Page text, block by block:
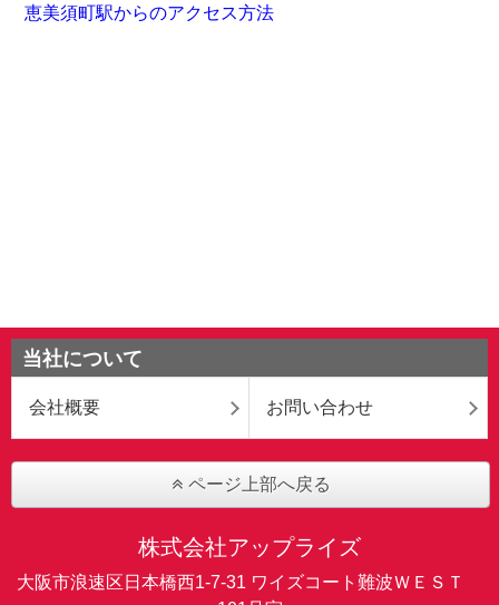
恵美須町駅からのアクセス方法
当社について
会社概要 お問い合わせ
ページ上部へ戻る
株式会社アップライズ
大阪市浪速区日本橋西1-7-31 ワイズコート難波ＷＥＳＴ